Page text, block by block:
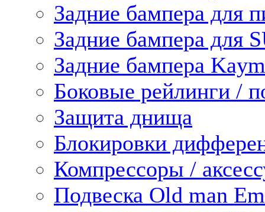
Задние бампера для
Задние бампера для
Задние бампера
Боковые рейлинги /
Защита днища
Блокировки
Компрессоры /
Подвеска Old man